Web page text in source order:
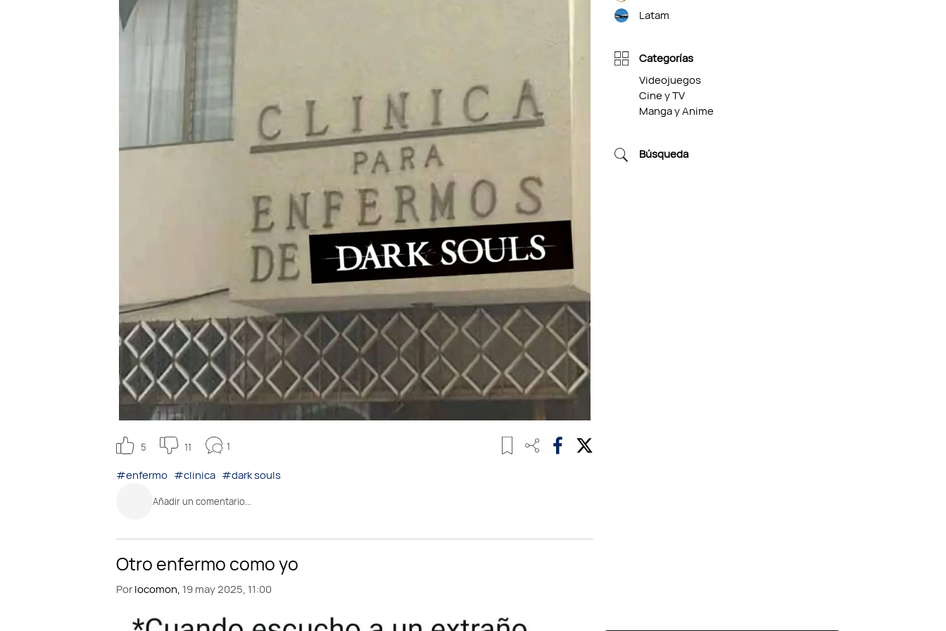
5 11 1
#enfermo #clinica #dark souls
Añadir un comentario...
Porlocomon, 19 may 2025, 11:00
Latam
Categorías
Videojuegos
Cine y TV
Manga y Anime
Búsqueda